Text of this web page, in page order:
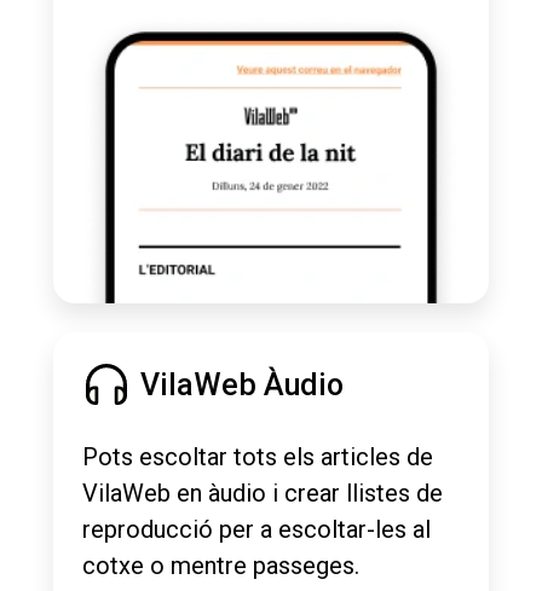
VilaWeb Àudio
Pots escoltar tots els articles de
VilaWeb en àudio i crear llistes de
reproducció per a escoltar-les al
cotxe o mentre passeges.